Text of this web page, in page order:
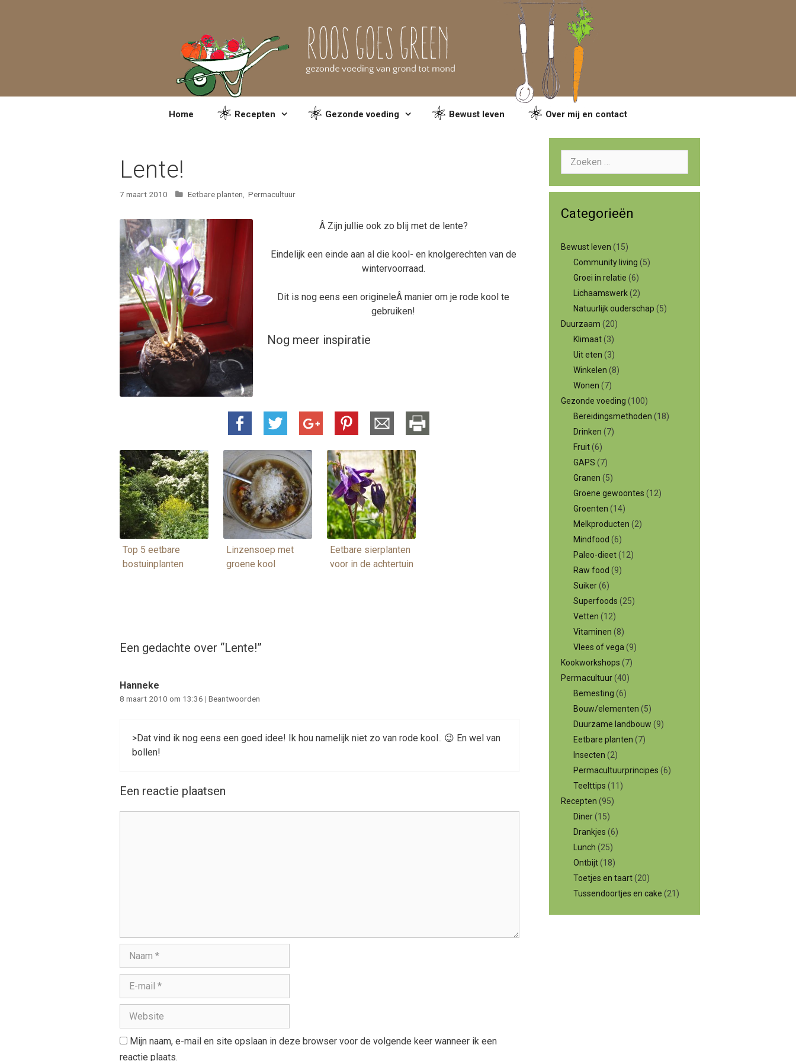
Home Recepten Gezonde voeding Bewust leven Over mij en contact
Lente!
7 maart 2010 Categorieën
Eetbare planten, Permacultuur
Â Zijn jullie ook zo blij met de lente?
Eindelijk een einde aan al die kool- en knolgerechten van de
wintervoorraad.
Dit is nog eens een origineleÂ manier om je rode kool te
gebruiken!
Nog meer inspiratie
Top 5 eetbare
bostuinplanten
Linzensoep met
groene kool
Eetbare sierplanten
voor in de achtertuin
Een gedachte over “Lente!”
Hanneke
8 maart 2010 om 13:36 | Beantwoorden
>Dat vind ik nog eens een goed idee! Ik hou namelijk niet zo van rode kool.. 😉 En wel van
bollen!
Een reactie plaatsen
Mijn naam, e-mail en site opslaan in deze browser voor de volgende keer wanneer ik een
reactie plaats.
naar:
Categorieën
Bewust leven (15)
Community living (5)
Groei in relatie (6)
Lichaamswerk(2)
Natuurlijk ouderschap (5)
Duurzaam (20)
Klimaat(3)
Uit eten (3)
Winkelen (8)
Wonen (7)
Gezonde voeding (100)
Bereidingsmethoden (18)
Drinken (7)
Fruit(6)
GAPS (7)
Granen (5)
Groene gewoontes (12)
Groenten (14)
Melkproducten (2)
Mindfood (6)
Paleo-dieet(12)
Raw food (9)
Suiker(6)
Superfoods (25)
Vetten (12)
Vitaminen (8)
Vlees of vega(9)
Kookworkshops (7)
Permacultuur(40)
Bemesting (6)
Bouw/elementen (5)
Duurzame landbouw (9)
Eetbare planten (7)
Insecten (2)
Permacultuurprincipes (6)
Teelttips (11)
Recepten (95)
Diner(15)
Drankjes (6)
Lunch (25)
Ontbijt(18)
Toetjes en taart(20)
Tussendoortjes en cake (21)